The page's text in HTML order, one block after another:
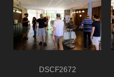
DSCF2672